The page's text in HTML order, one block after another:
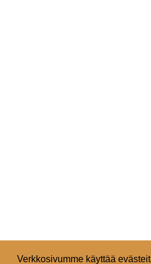
Verkkosivumme käyttää